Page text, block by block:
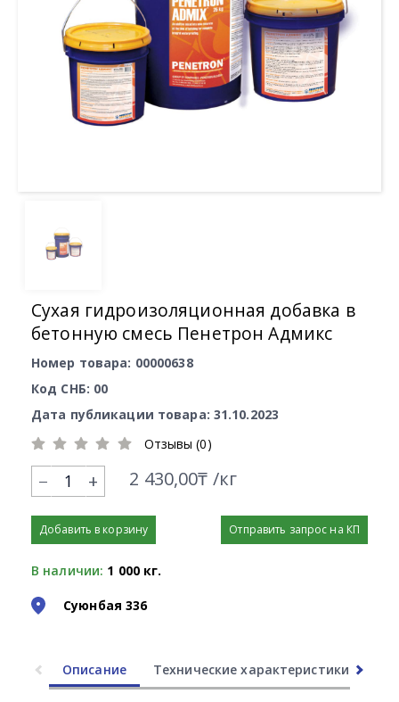
Сухая гидроизоляционная добавка в
бетонную смесь Пенетрон Адмикс
Номер товара: 00000638
Код СНБ: 00
Дата публикации товара: 31.10.2023
Отзывы (0)
+ 2 430,00₸ /кг
Добавить в корзину Отправить запрос на КП
В наличии: 1 000 кг.
Суюнбая 336
Описание Технические характеристики